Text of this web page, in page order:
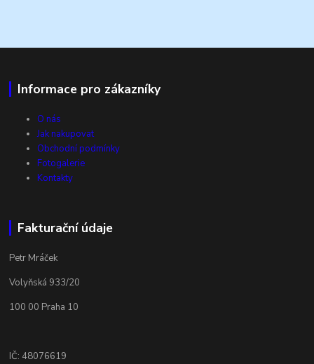
Informace pro zákazníky
O nás
Jak nakupovat
Obchodní podmínky
Fotogalerie
Kontakty
Fakturační údaje
Petr Mráček
Volyňská 933/20
100 00 Praha 10
IČ: 48076619